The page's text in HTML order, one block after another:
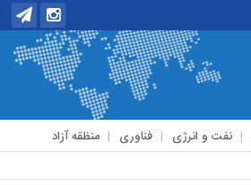
نفت و انرژی فناوری منظقه آزاد